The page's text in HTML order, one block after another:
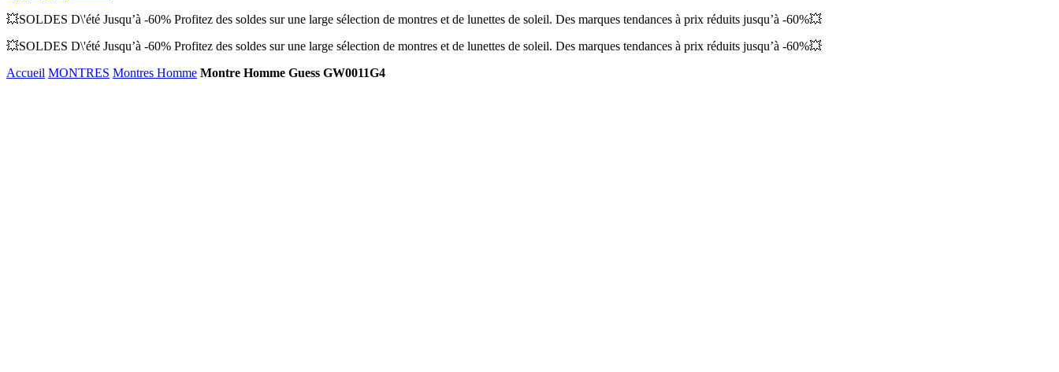
💥SOLDES D\'été Jusqu’à -60% Profitez des soldes sur une large sélection de montres et de lunettes de soleil. Des marques tendances à prix réduits jusqu’à -60%💥
💥SOLDES D\'été Jusqu’à -60% Profitez des soldes sur une large sélection de montres et de lunettes de soleil. Des marques tendances à prix réduits jusqu’à -60%💥
Accueil MONTRES Montres Homme Montre Homme Guess GW0011G4